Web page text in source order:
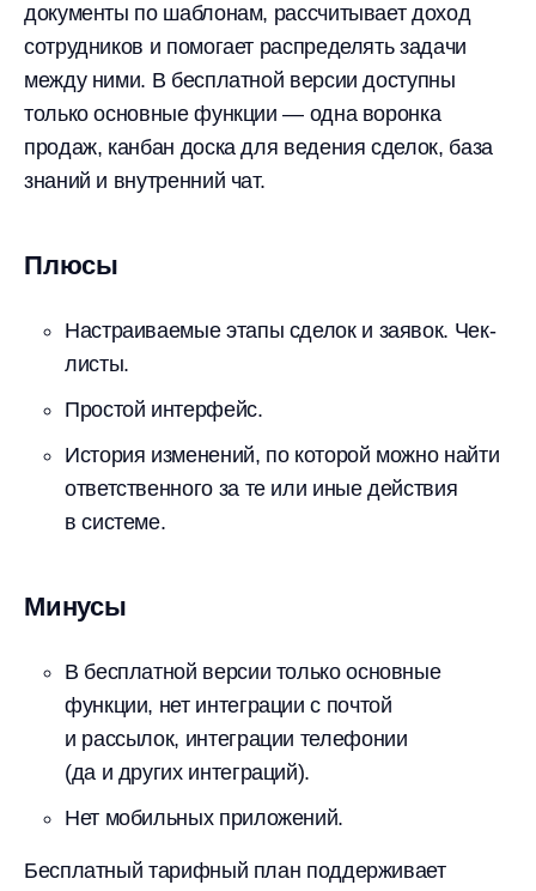
документы по шаблонам, рассчитывает доход
сотрудников и помогает распределять задачи
между ними. В бесплатной версии доступны
только основные функции — одна воронка
продаж, канбан доска для ведения сделок, база
знаний и внутренний чат.
Плюсы
Настраиваемые этапы сделок и заявок. Чек-
листы.
Простой интерфейс.
История изменений, по которой можно найти
ответственного за те или иные действия
в системе.
Минусы
В бесплатной версии только основные
функции, нет интеграции с почтой
и рассылок, интеграции телефонии
(да и других интеграций).
Нет мобильных приложений.
Бесплатный тарифный план поддерживает